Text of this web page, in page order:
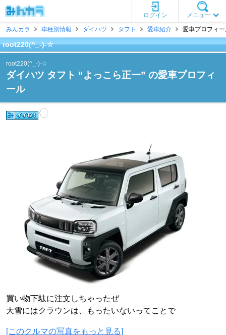
メニュー
ログイン
みんカラ
車種別情報 ダイハツ タフト 愛車紹介 愛車プロフィ
root220(^_-)-☆
root220(^_-)-☆
ダイハツ タフト “よっこら正一” の愛車プロフィ
ール
買い物下駄に注文しちゃったぜ
大雪にはクラウンは、もったいないってことで
[このクルマの写真をもっと見る]